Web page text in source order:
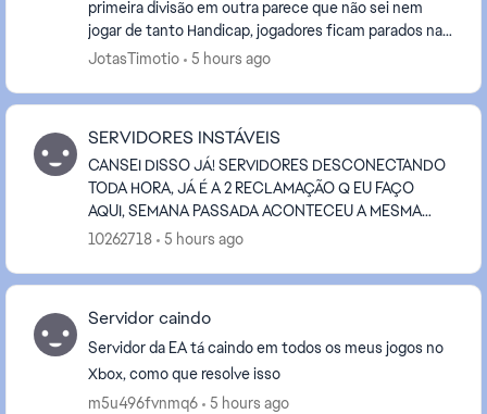
primeira divisão em outra parece que não sei nem
jogar de tanto Handicap, jogadores ficam parados nas
divisões de bola, melhores atacantes errando gol c...
JotasTimotio 5 hours ago
SERVIDORES INSTÁVEIS
CANSEI DISSO JÁ! SERVIDORES DESCONECTANDO
TODA HORA, JÁ É A 2 RECLAMAÇÃO Q EU FAÇO
AQUI, SEMANA PASSADA ACONTECEU A MESMA
COISA FICOU 3 DIAS ASSIM,NÃO É CULPA DA
10262718 5 hours ago
Servidor caindo
Servidor da EA tá caindo em todos os meus jogos no
Xbox, como que resolve isso
m5u496fvnmq6
5 hours ago